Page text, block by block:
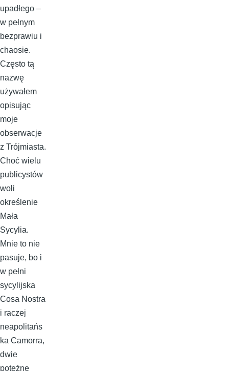
upadłego –
w pełnym
bezprawiu i
chaosie.
Często tą
nazwę
używałem
opisując
moje
obserwacje
z Trójmiasta.
Choć wielu
publicystów
woli
określenie
Mała
Sycylia.
Mnie to nie
pasuje, bo i
w pełni
sycylijska
Cosa Nostra
i raczej
neapolitańs
ka Camorra,
dwie
potężne